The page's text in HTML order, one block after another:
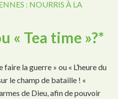
: NOURRIS À LA
« Tea time »?*
la guerre » ou « L’heure du
le champ de bataille ! «
de Dieu, afin de pouvoir